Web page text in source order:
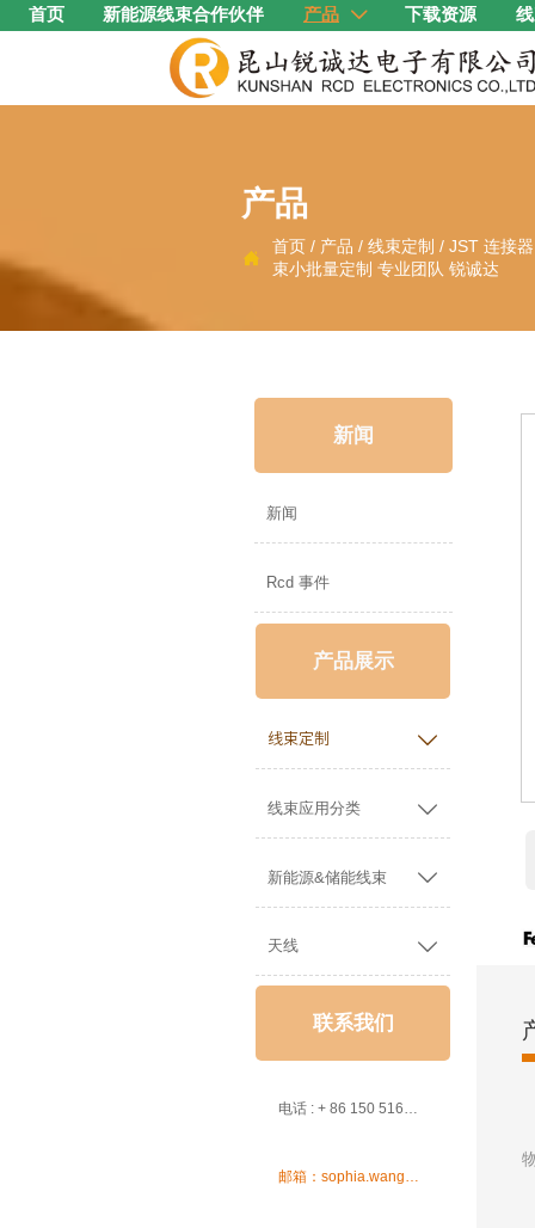
首页 新能源线束合作伙伴 产品  下载资源
产品

首页 / 产品 /线束定制 /JST 连接
束小批量定制 专业团队 锐诚达
新闻
新闻
Rcd 事件
产品展示
线束定制 
线束应用分类 
新能源&储能线束 
天线 
联系我们
电话 : + 86 150 5162 5639
